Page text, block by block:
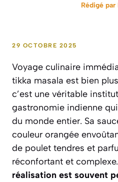
Rédigé par
29 OCTOBRE 2025
Voyage culinaire
tikka masala est bien
c’est une véritable
gastronomie indienne
du monde entier. Sa
couleur orangée
de poulet tendres et
réconfortant et complexe.
réalisation est souvent